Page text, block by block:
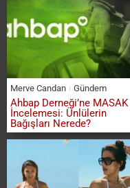
Merve Candan Gündem
Ahbap Derneği’ne MASAK
İncelemesi: Ünlülerin
Bağışları Nerede?